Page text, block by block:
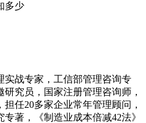
多少
战专家，工信部管理咨询专
究员，国家注册管理咨询师，
任20多家企业常年管理顾问，
著，《制造业成本倍减42法》